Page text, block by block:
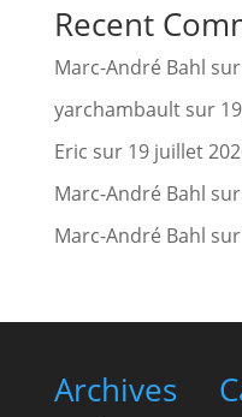
Recent
Marc-André Bahl sur
yarchambaultsur
Eric sur 19 juillet
Marc-André Bahl sur
Marc-André Bahl sur
Archives